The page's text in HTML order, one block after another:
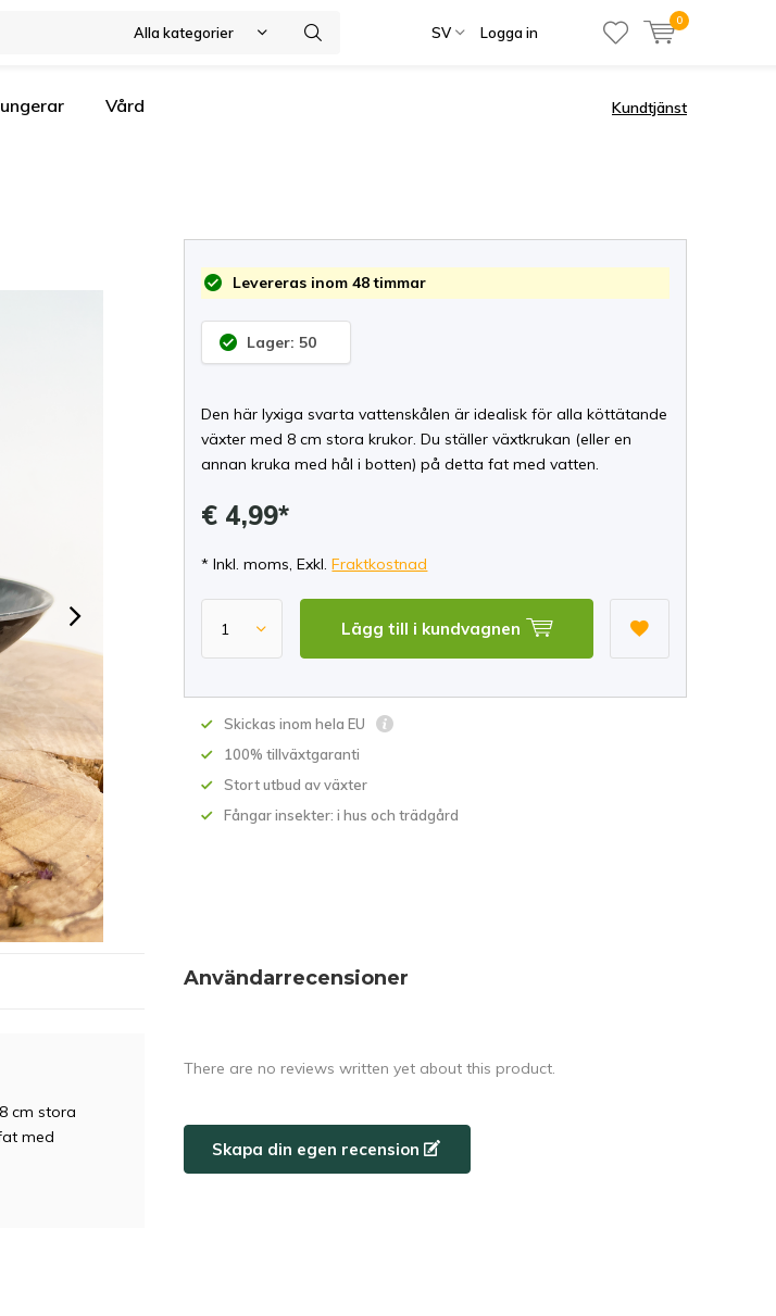
Alla kategorier SV Logga in
0
Vård Kundtjänst
Levereras inom 48 timmar
Lager: 50
Den här lyxiga svarta vattenskålen är idealisk för alla köttätande
växter med 8 cm stora krukor. Du ställer växtkrukan (eller en
annan kruka med hål i botten) på detta fat med vatten.
€ 4,99*
* Inkl. moms, Exkl.Fraktkostnad
Lägg till i kundvagnen
Skickas inom hela EU
100% tillväxtgaranti
Stort utbud av växter
Fångar insekter: i hus och trädgård
cm stora
med
Användarrecensioner
There are no reviews written yet about this product.
Skapa din egen recension